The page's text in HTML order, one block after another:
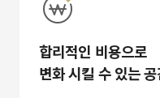
합리적인 비용으로
변화 시킬 수 있는